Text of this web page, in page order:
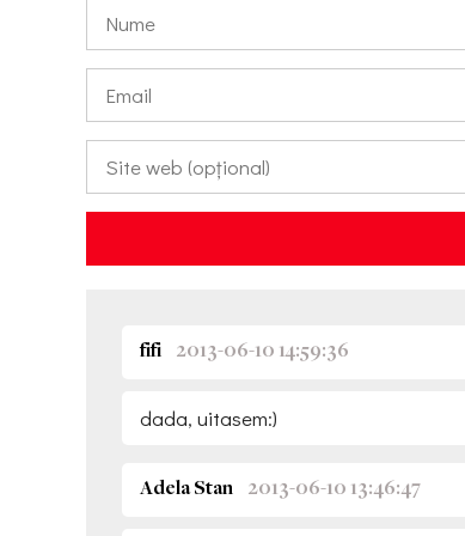
fifi 2013-06-10 14:59:36
dada, uitasem:)
Adela Stan 2013-06-10 13:46:47